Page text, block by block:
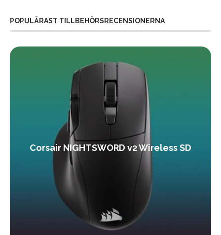
POPULÄRAST TILLBEHÖRSRECENSIONERNA
Corsair NIGHTSWORD v2 Wireless SD